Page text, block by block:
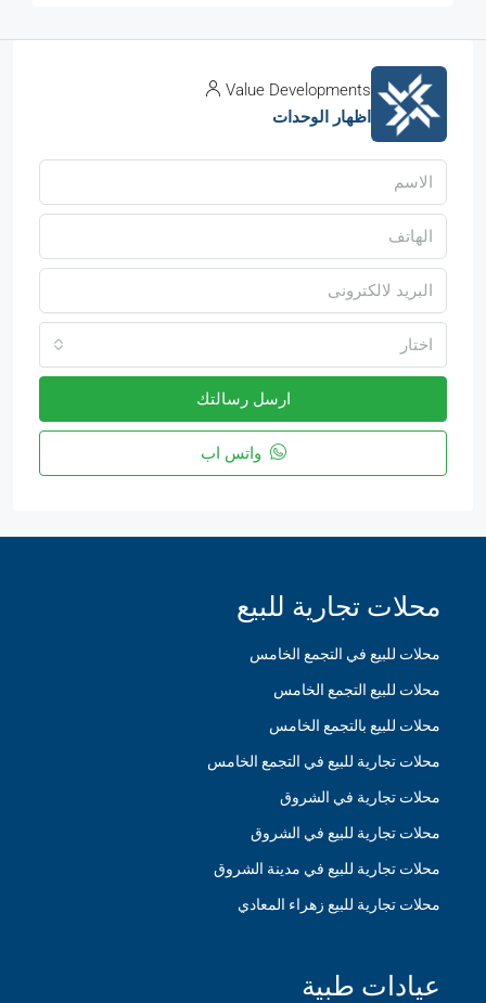
Value Developments
اظهار الوحدات
اختار
ارسل رسالتك
واتس اب
محلات تجارية للبيع
محلات للبيع في التجمع الخامس
محلات للبيع التجمع الخامس
محلات للبيع بالتجمع الخامس
محلات تجارية للبيع في التجمع الخامس
محلات تجارية في الشروق
محلات تجارية للبيع في الشروق
محلات تجارية للبيع في مدينة الشروق
محلات تجارية للبيع زهراء المعادي
عيادات طبية